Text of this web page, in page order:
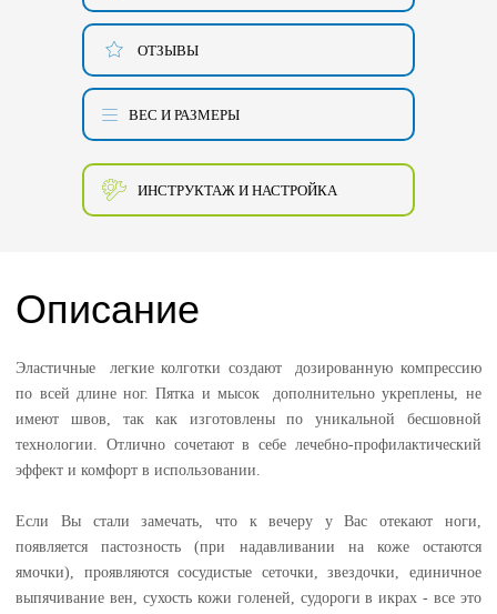
ОТЗЫВЫ
ВЕС И РАЗМЕРЫ
ИНСТРУКТАЖ И НАСТРОЙКА
Описание
Эластичные легкие колготки создают дозированную компрессию
по всей длине ног. Пятка и мысок дополнительно укреплены, не
имеют швов, так как изготовлены по уникальной бесшовной
технологии. Отлично сочетают в себе лечебно-профилактический
эффект и комфорт в использовании.
Если Вы стали замечать, что к вечеру у Вас отекают ноги,
появляется пастозность (при надавливании на коже остаются
ямочки), проявляются сосудистые сеточки, звездочки, единичное
выпячивание вен, сухость кожи голеней, судороги в икрах - все это